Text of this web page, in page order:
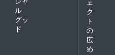
ル
グッ
ド
ク
ト
の
広
め